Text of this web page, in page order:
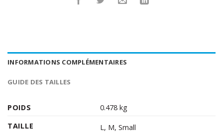
INFORMATIONS COMPLÉMENTAIRES
GUIDE DES TAILLES
POIDS
0.478 kg
TAILLE
L, M,Small